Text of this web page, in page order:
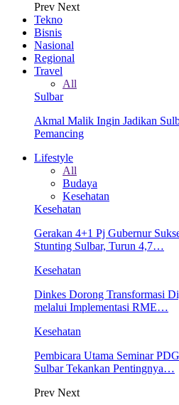
Prev Next
Tekno
Bisnis
Nasional
Regional
Travel
All
Sulbar
Akmal Malik Ingin Jadikan
Pemancing
Lifestyle
All
Budaya
Kesehatan
Kesehatan
Gerakan 4+1 Pj Gubernur
Stunting Sulbar, Turun 4,7…
Kesehatan
Dinkes Dorong Transformasi
melalui Implementasi RME…
Kesehatan
Pembicara Utama Seminar
Sulbar Tekankan Pentingnya…
Prev Next